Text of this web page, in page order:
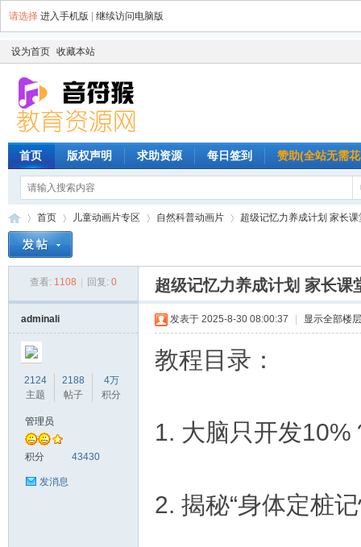
请选择 进入手机版 继续访问电脑版
设为首页 收藏本站
首页 版权声明 求助资源 每日签到 赞助(全站无需
首页
›
儿童动画片专区 自然科普动画片
›
超级记忆力养成计划 家长
查看: 1108 回复: 0 超级记忆力养成计划 家长课
adminali
2124
主题
2188
帖子
4万
积分
管理员
积分 43430
发消息
发表于 2025-8-30 08:00:37 显示全部楼层
教程目录：
1. 大脑只开发
2. 揭秘“身体定桩